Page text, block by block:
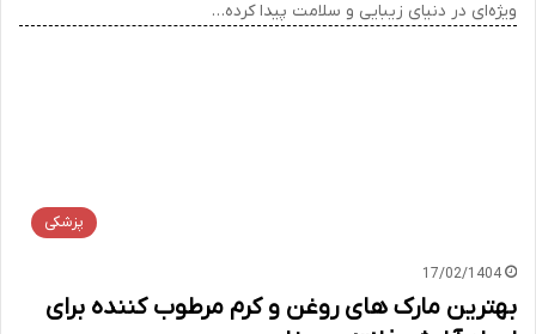
ویژه‌ای در دنیای زیبایی و سلامت پیدا کرده…
پزشکی
17/02/1404
بهترین مارک های روغن و کرم مرطوب کننده برای